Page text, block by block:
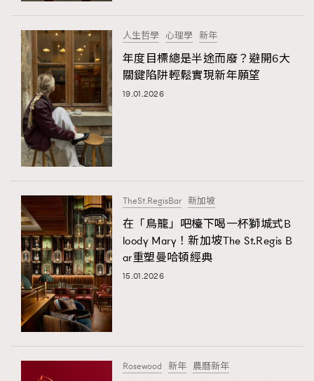
人生哲學 心理學 新年
年度目標總是半途而廢？避開6大
關鍵陷阱輕鬆實現新年願望
19.01.2026
TheSt.RegisBar 新加坡
在「鳥籠」吧檯下喝一杯獅城式B
loody Mary！新加坡The St.Regis B
ar重塑曼哈頓經典
15.01.2026
Rosewood 新年 農曆新年